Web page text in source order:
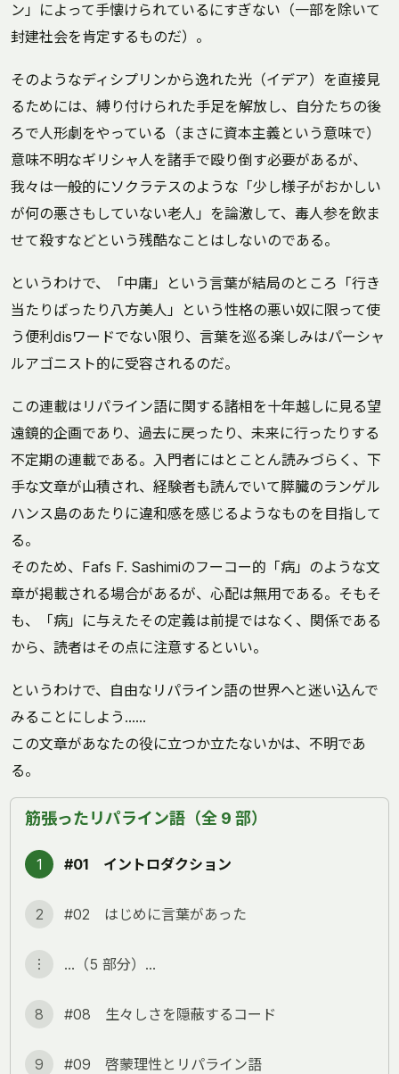
ン」によって手懐けられているにすぎない（一部を除いて
封建社会を肯定するものだ）。
そのようなディシプリンから逸れた光（イデア）を直接見
るためには、縛り付けられた手足を解放し、自分たちの後
ろで人形劇をやっている（まさに資本主義という意味で）
意味不明なギリシャ人を諸手で殴り倒す必要があるが、
我々は一般的にソクラテスのような「少し様子がおかしい
が何の悪さもしていない老人」を論激して、毒人参を飲ま
せて殺すなどという残酷なことはしないのである。
というわけで、「中庸」という言葉が結局のところ「行き
当たりばったり八方美人」という性格の悪い奴に限って使
う便利disワードでない限り、言葉を巡る楽しみはパーシャ
ルアゴニスト的に受容されるのだ。
この連載はリパライン語に関する諸相を十年越しに見る望
遠鏡的企画であり、過去に戻ったり、未来に行ったりする
不定期の連載である。入門者にはとことん読みづらく、下
手な文章が山積され、経験者も読んでいて膵臓のランゲル
ハンス島のあたりに違和感を感じるようなものを目指して
る。
そのため、Fafs F. Sashimiのフーコー的「病」のような文
章が掲載される場合があるが、心配は無用である。そもそ
も、「病」に与えたその定義は前提ではなく、関係である
から、読者はその点に注意するといい。
というわけで、自由なリパライン語の世界へと迷い込んで
みることにしよう……
この文章があなたの役に立つか立たないかは、不明であ
る。
筋張ったリパライン語（全 9 部）
1 #01 イントロダクション
2 #02 はじめに言葉があった
︙ …（5 部分）…
8 #08 生々しさを隠蔽するコード
9 #09 啓蒙理性とリパライン語